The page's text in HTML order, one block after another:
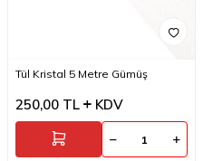
Tül Kristal 5 Metre Gümüş
250,00 TL KDV